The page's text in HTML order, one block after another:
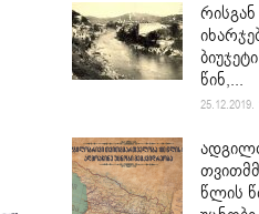
წინ,...
25.12.2019.
წლის